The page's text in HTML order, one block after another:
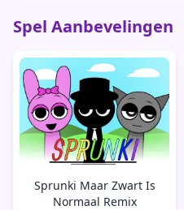
Spel Aanbevelingen
Sprunki Maar Zwart Is
Normaal Remix